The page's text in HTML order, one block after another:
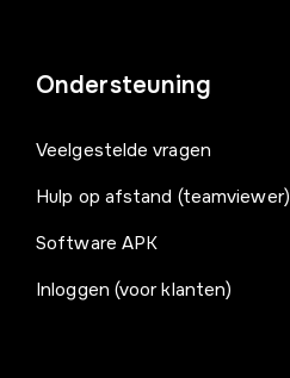
Ondersteuning
Veelgestelde vragen
Hulp op afstand (teamviewer)
Software APK
Inloggen (voor klanten)